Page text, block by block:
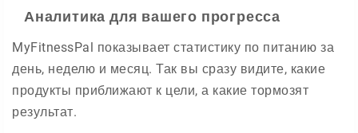
Аналитика для вашего прогресса
MyFitnessPal показывает статистику по питанию за
день, неделю и месяц. Так вы сразу видите, какие
продукты приближают к цели, а какие тормозят
результат.